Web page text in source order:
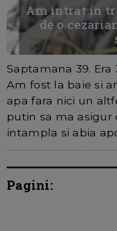
Am intrat in
de o
Saptamana 39.
Am fost la baie si
apa fara nici un
putin sa ma asigur
intampla si abia
Pagini: